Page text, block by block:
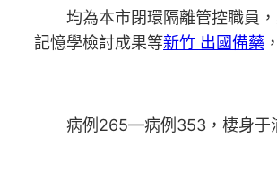
均為本市閉環隔離管控職員，
記憶學檢討成果等新竹 出國備藥
病例265—病例353，棲身于